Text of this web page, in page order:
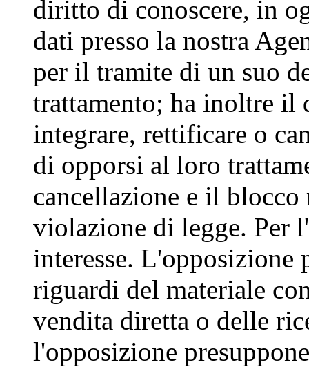
diritto di conoscere, in
dati presso la nostra
per il tramite di un suo
trattamento; ha inoltre
integrare, rettificare o
di opporsi al loro
cancellazione e il
violazione di legge. Per
interesse. L'opposizione
riguardi del materiale
vendita diretta o delle
l'opposizione